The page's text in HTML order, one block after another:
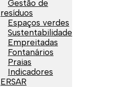
Gestão de
resíduos
Espaços verdes
Sustentabilidade
Empreitadas
Fontanários
Praias
Indicadores
ERSAR